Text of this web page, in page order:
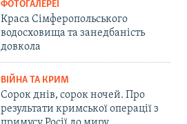
ФОТОГАЛЕРЕЇ
Краса Сімферопольського
водосховища та занедбаність
довкола
ВІЙНА ТА КРИМ
Сорок днів, сорок ночей. Про
результати кримської операції з